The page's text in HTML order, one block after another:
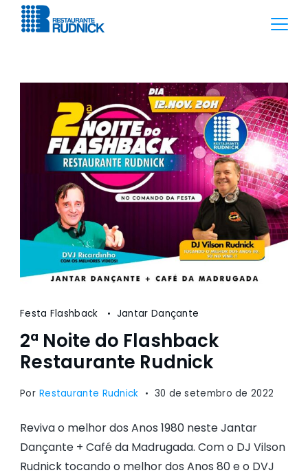
Festa Flashback Jantar Dançante
2ª Noite do Flashback
Restaurante Rudnick
Por Restaurante Rudnick 30 de setembro de 2022
Reviva o melhor dos Anos 1980 neste Jantar
Dançante + Café da Madrugada. Com o DJ Vilson
Rudnick tocando o melhor dos Anos 80 e o DVJ